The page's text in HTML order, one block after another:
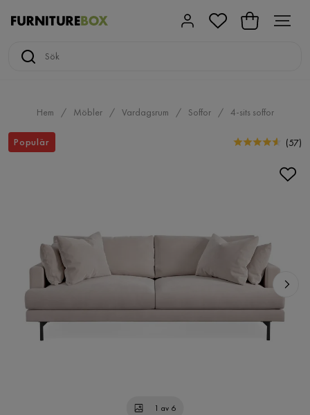
Hem Möbler Vardagsrum Soffor 4-sits soffor
Populär (57)
1 av 6